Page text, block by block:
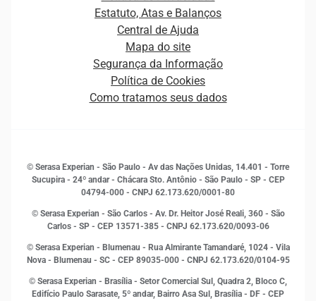
Curso Gratuito de Saúde Financeira
Empreendedorismo
Estudos e Pesquisas
Inovação e Tecnologia
Leis e impostos
Marketing
Open Finance
Proteção de Dados
Sustentabilidade Corporativa
Distribuidores e representantes
Estrutura Organizacional
Sala de Imprensa
Estatuto, Atas e Balanços
Central de Ajuda
Mapa do site
Segurança da Informação
Política de Cookies
Como tratamos seus dados
© Serasa Experian - São Paulo - Av das Nações Unidas, 14.401 - Torre
Sucupira - 24º andar - Chácara Sto. Antônio - São Paulo - SP - CEP
04794-000 - CNPJ 62.173.620/0001-80
© Serasa Experian - São Carlos - Av. Dr. Heitor José Reali, 360 - São
Carlos - SP - CEP 13571-385 - CNPJ 62.173.620/0093-06
© Serasa Experian - Blumenau - Rua Almirante Tamandaré, 1024 - Vila
Nova - Blumenau - SC - CEP 89035-000 - CNPJ 62.173.620/0104-95
© Serasa Experian - Brasília - Setor Comercial Sul, Quadra 2, Bloco C,
Edifício Paulo Sarasate, 5º andar, Bairro Asa Sul, Brasília - DF - CEP